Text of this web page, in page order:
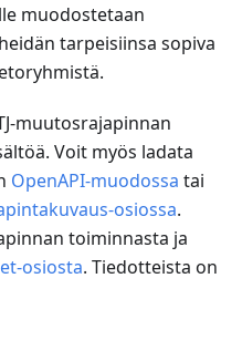
muodostetaan
tarpeisiinsa sopiva
muutosrajapinnan
Voit myös ladata
OpenAPI-muodossa tai
osiossa.
toiminnasta ja
osiosta. Tiedotteista on